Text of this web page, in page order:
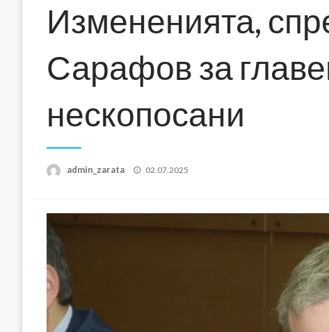
Измененията,
Сарафов за
нескопосани
admin_zarata
Posted
02.07.2025